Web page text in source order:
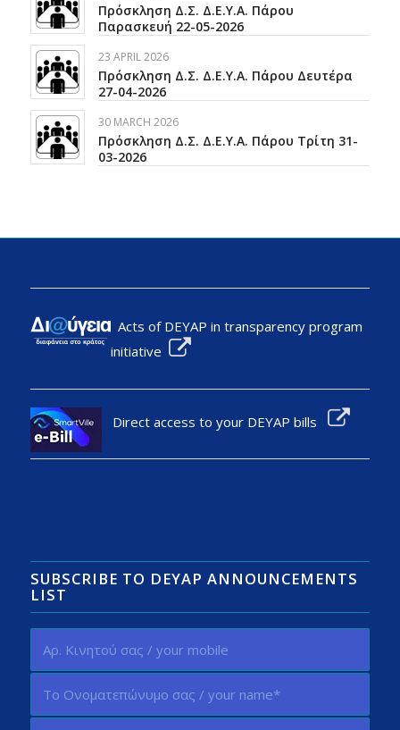
Πρόσκληση Δ.Σ. Δ.Ε.Υ.Α. Πάρου
Παρασκευή 22-05-2026
23 APRIL 2026
Πρόσκληση Δ.Σ. Δ.Ε.Υ.Α. Πάρου Δευτέρα
27-04-2026
30 MARCH 2026
Πρόσκληση Δ.Σ. Δ.Ε.Υ.Α. Πάρου Τρίτη 31-
03-2026
Acts of DEYAP in transparency program
initiative
Direct access to your DEYAP bills
SUBSCRIBE TO DEYAP ANNOUNCEMENTS
LIST